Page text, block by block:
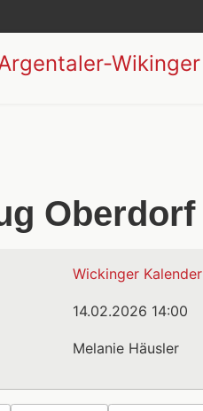
Oberdorf
Wickinger Kalender
14.02.2026 14:00
Melanie Häusler